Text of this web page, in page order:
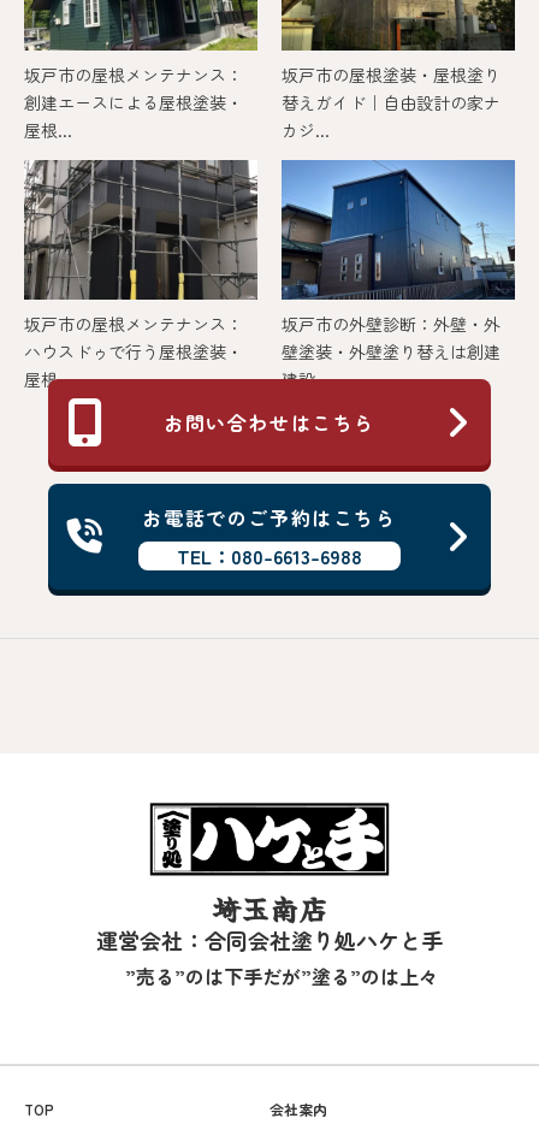
坂戸市の屋根メンテナンス：
創建エースによる屋根塗装・
屋根...
坂戸市の屋根塗装・屋根塗り
替えガイド｜自由設計の家ナ
カジ...
坂戸市の屋根メンテナンス：
ハウスドゥで行う屋根塗装・
屋根...
坂戸市の外壁診断：外壁・外
壁塗装・外壁塗り替えは創建
建設...
お問い合わせはこちら
お電話でのご予約はこちら
TEL：080-6613-6988
埼玉南店
運営会社：合同会社塗り処ハケと手
”売る”のは下手だが”塗る”のは上々
TOP
会社案内